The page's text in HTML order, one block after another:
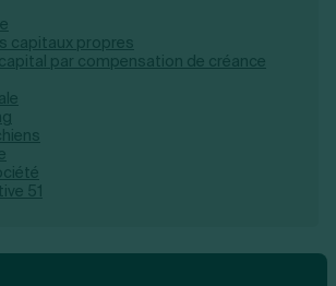
capitaux propres
par compensation de créance
51